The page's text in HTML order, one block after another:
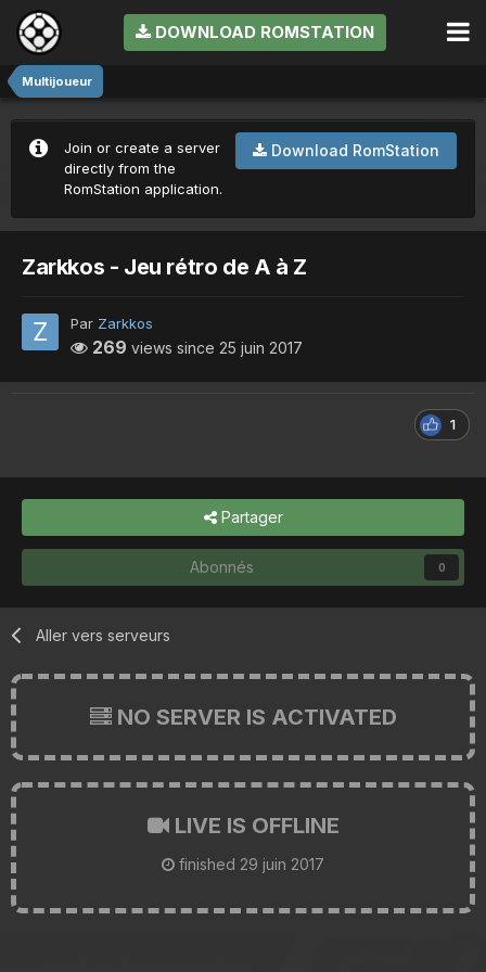
DOWNLOAD ROMSTATION
Multijoueur
Download RomStation
Join or create a server
directly from the
RomStation application.
Zarkkos - Jeu rétro de A à Z
Par Zarkkos
269 views since 25 juin 2017
1
Partager
Abonnés 0
Aller vers serveurs
NO SERVER IS ACTIVATED
LIVE IS OFFLINE
finished 29 juin 2017